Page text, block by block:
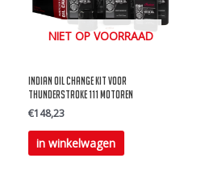
NIET OP VOORRAAD
Indian Oil change kit voor
Thunderstroke 111 Motoren
€148,23
in winkelwagen